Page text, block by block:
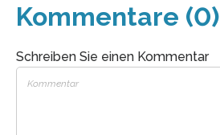
Kommentare (0)
Schreiben Sie einen Kommentar